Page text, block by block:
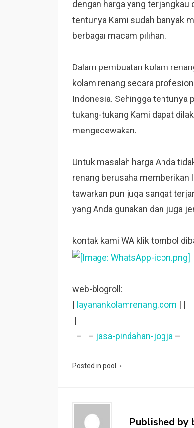
dengan harga yang terjangkau
tentunya Kami sudah banyak
berbagai macam pilihan.
Dalam pembuatan kolam
kolam renang secara
Indonesia. Sehingga tentunya
tukang-tukang Kami dapat
mengecewakan.
Untuk masalah harga Anda
renang berusaha memberikan
tawarkan pun juga sangat
yang Anda gunakan dan juga
kontak kami WA klik tombol
web-blogroll:
| layanankolamrenang.com | |
|
– – jasa-pindahan-jogja –
Posted in pool
Published by